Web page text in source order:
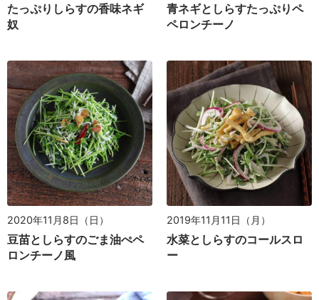
たっぷりしらすの香味ネギ
奴
青ネギとしらすたっぷりペ
ペロンチーノ
2020年11月8日（日）
豆苗としらすのごま油ぺペ
ロンチーノ風
2019年11月11日（月）
水菜としらすのコールスロ
ー